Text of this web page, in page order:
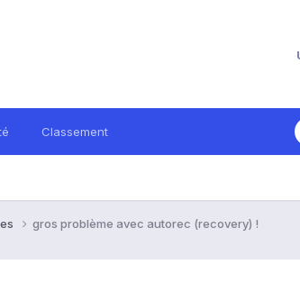
Classement
gros problème avec autorec (recovery) !